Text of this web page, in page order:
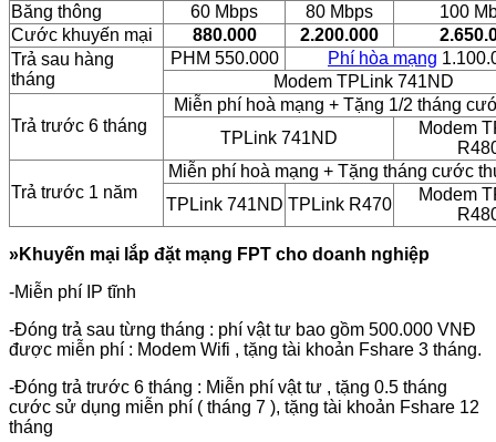
Băng thông
60 Mbps 80 Mbps
100
Cước khuyến mại
880.000 2.200.000
Trả sau hàng
tháng
PHM 550.000 Phí hòa mạng
Modem TPLink 741ND
Trả trước 6 tháng
Miễn phí hoà mạng + Tặng 1/2 tháng
TPLink 741ND
Modem
Trả trước 1 năm
Miễn phí hoà mạng + Tặng tháng cước
TPLink 741ND TPLink R470
Modem
»Khuyến mại lắp đặt mạng FPT cho doanh nghiệp
-Miễn phí IP tĩnh
-Đóng trả sau từng tháng : phí vật tư bao gồm 500.000 VNĐ
được miễn phí : Modem Wifi , tặng tài khoản Fshare 3 tháng.
-Đóng trả trước 6 tháng : Miễn phí vật tư , tặng 0.5 tháng
cước sử dụng miễn phí ( tháng 7 ), tặng tài khoản Fshare 12
tháng